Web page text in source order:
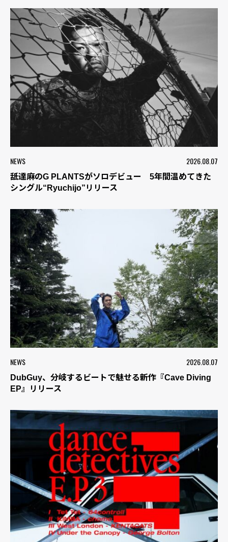
NEWS 2026.08.07
舐達麻のG PLANTSがソロデビュー 5年間温めてきた
シングル“Ryuchijo”リリース
NEWS 2026.08.07
DubGuy、分岐するビートで魅せる新作『Cave Diving
EP』リリース